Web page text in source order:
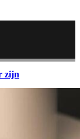
zijn